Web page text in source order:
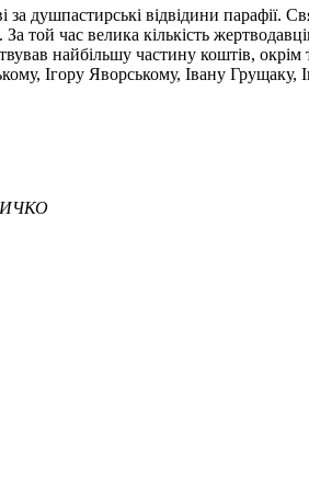
душпастирські відвідини
той час велика кількість
найбільшу частину коштів,
Ігору Яворському, Івану Грущаку,